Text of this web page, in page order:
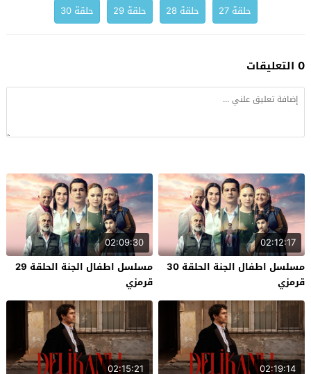
حلقة 27
حلقة 28 حلقة 29 حلقة 30
0 التعليقات
02:12:17
مسلسل اطفال الجنة الحلقة 30
قرمزي
02:09:30
مسلسل اطفال الجنة الحلقة 29
قرمزي
02:19:14
02:15:21